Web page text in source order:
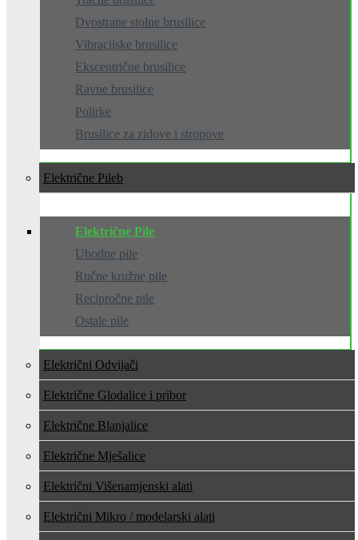
Dvostrane stolne brusilice
Vibracijske brusilice
Ekscentrične brusilice
Ravne brusilice
Polirke
Brusilice za zidove i stropove
Električne Pile
Električne Pile
Ubodne pile
Ručne kružne pile
Recipročne pile
Ostale pile
Električni Odvijači
Električne Glodalice i pribor
Električne Blanjalice
Električne Mješalice
Električni Višenamjenski alati
Električni Mikro / modelarski alati